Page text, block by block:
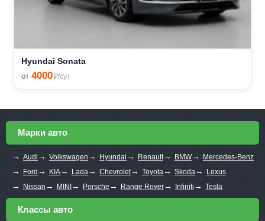
Hyundai Sonata
от 4000₽/сут
Марки авто
→ Audi → Volkswagen → Hyundai → Renault→ BMW→ Mercedes-Benz
→ Ford → KIA→ Lada→ Chevrolet→ Toyota→ Skoda→ Lexus
→ Nissan → MINI → Porsche → Range Rover→ Infiniti → Tesla
Классы авто